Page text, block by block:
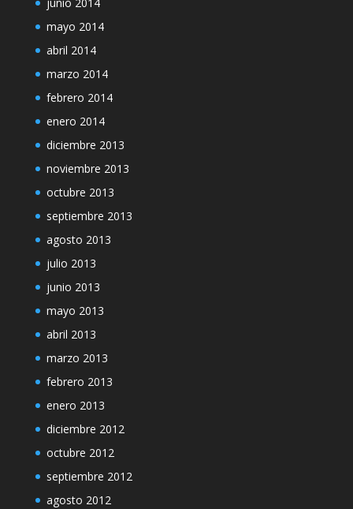
junio 2014
mayo 2014
abril 2014
marzo 2014
febrero 2014
enero 2014
diciembre 2013
noviembre 2013
octubre 2013
septiembre 2013
agosto 2013
julio 2013
junio 2013
mayo 2013
abril 2013
marzo 2013
febrero 2013
enero 2013
diciembre 2012
octubre 2012
septiembre 2012
agosto 2012